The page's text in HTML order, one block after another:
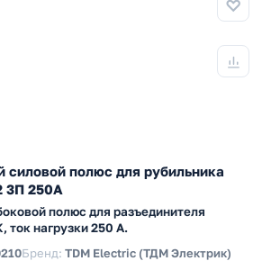
силовой полюс для рубильника
3П 250А
полюс для разъединителя
ток нагрузки 250 А.
Бренд: TDM Electric (ТДМ Электрик)